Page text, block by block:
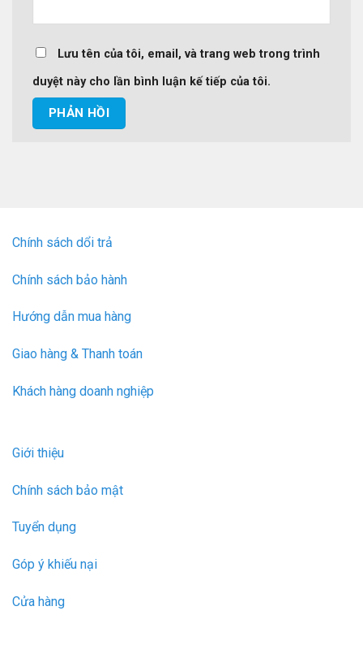
Lưu tên của tôi, email, và trang web trong trình
duyệt này cho lần bình luận kế tiếp của tôi.
Chính sách dổi trả
Chính sách bảo hành
Hướng dẫn mua hàng
Giao hàng & Thanh toán
Khách hàng doanh nghiệp
Giới thiệu
Chính sách bảo mật
Tuyển dụng
Góp ý khiếu nại
Cửa hàng